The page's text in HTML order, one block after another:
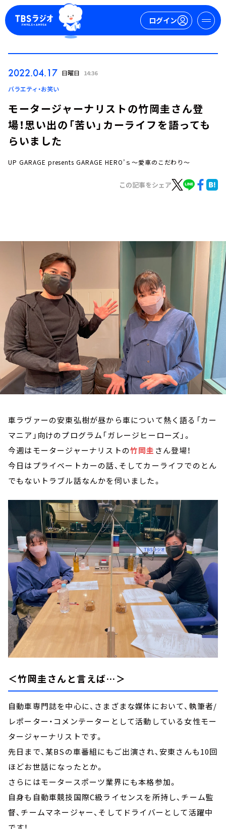
ログイン
ログイン
イベント・グッズ
YouTube
会社情報
2022.04.17 日曜日 14:36
バラエティ・お笑い
モータージャーナリストの竹岡圭さん登
場！思い出の「苦い」カーライフを語っても
らいました
UP GARAGE presents GARAGE HERO’ｓ～愛車のこだわり～
この記事をシェア
車ラヴァーの安東弘樹が昼から車について熱く語る「カー
マニア」向けのプログラム「ガレージヒーローズ」。
今週はモータージャーナリストの竹岡圭 さん登場！
今日はプライベートカーの話、そしてカーライフでのとん
でもないトラブル話なんかを伺いました。
＜竹岡圭さんと言えば…＞
自動車専門誌を中心に、さまざまな媒体において、執筆者/
レポーター・コメンテーターとして活動している女性モー
タージャーナリストです。
先日まで、某BSの車番組にもご出演され、安東さんも10回
ほどお世話になったとか。
さらにはモータースポーツ業界にも本格参加。
自身も自動車競技国際C級ライセンスを所持し、チーム監
督、チームマネージャー、そしてドライバーとして活躍中